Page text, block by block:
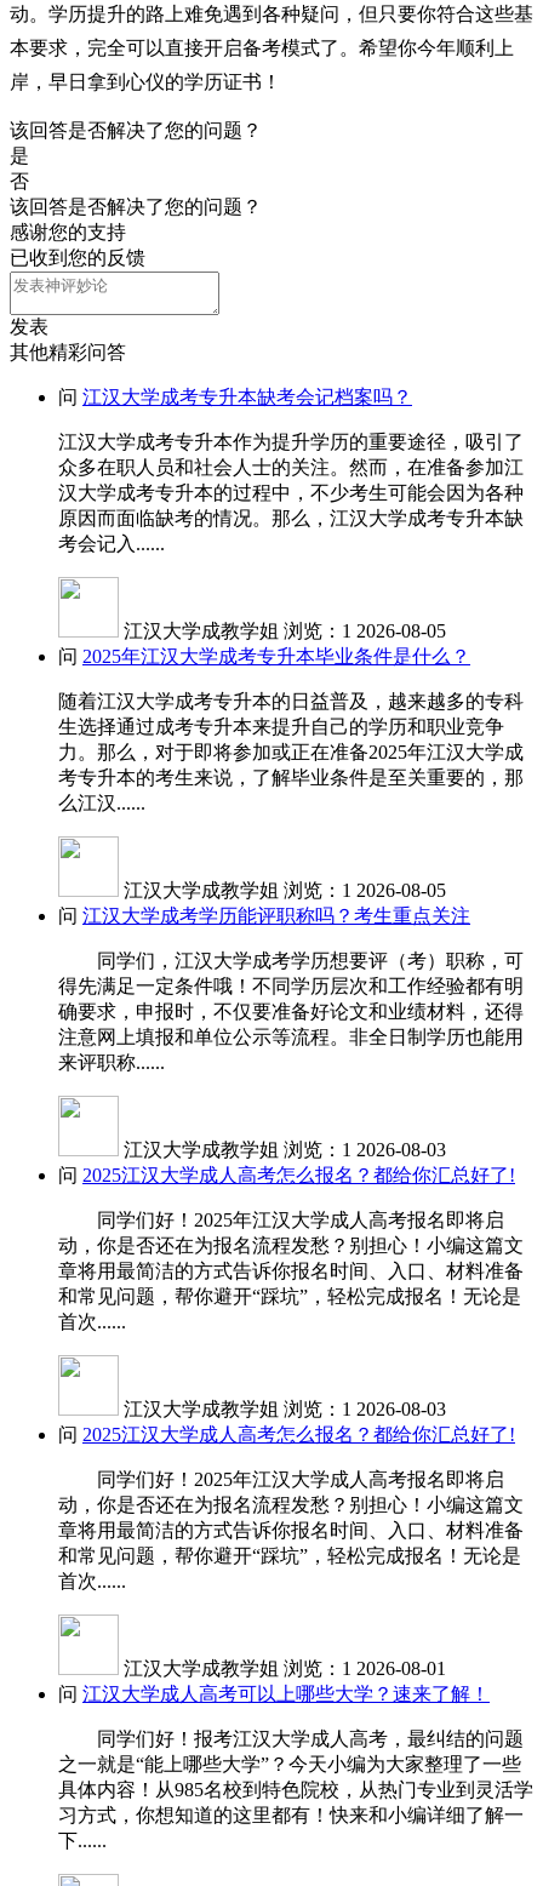
动。学历提升的路上难免遇到各种疑问，但只要你符合这些基
本要求，完全可以直接开启备考模式了。希望你今年顺利上
岸，早日拿到心仪的学历证书！
该回答是否解决了您的问题？
是
否
该回答是否解决了您的问题？
感谢您的支持
已收到您的反馈
发表
其他精彩问答
问 江汉大学成考专升本缺考会记档案吗？
江汉大学成考专升本作为提升学历的重要途径，吸引了
众多在职人员和社会人士的关注。然而，在准备参加江
汉大学成考专升本的过程中，不少考生可能会因为各种
原因而面临缺考的情况。那么，江汉大学成考专升本缺
考会记入......
江汉大学成教学姐 浏览：1 2026-08-05
问 2025年江汉大学成考专升本毕业条件是什么？
随着江汉大学成考专升本的日益普及，越来越多的专科
生选择通过成考专升本来提升自己的学历和职业竞争
力。那么，对于即将参加或正在准备2025年江汉大学成
考专升本的考生来说，了解毕业条件是至关重要的，那
么江汉......
江汉大学成教学姐 浏览：1 2026-08-05
问 江汉大学成考学历能评职称吗？考生重点关注
同学们，江汉大学成考学历想要评（考）职称，可
得先满足一定条件哦！不同学历层次和工作经验都有明
确要求，申报时，不仅要准备好论文和业绩材料，还得
注意网上填报和单位公示等流程。非全日制学历也能用
来评职称......
江汉大学成教学姐 浏览：1 2026-08-03
问 2025江汉大学成人高考怎么报名？都给你汇总好了!
同学们好！2025年江汉大学成人高考报名即将启
动，你是否还在为报名流程发愁？别担心！小编这篇文
章将用最简洁的方式告诉你报名时间、入口、材料准备
和常见问题，帮你避开“踩坑”，轻松完成报名！无论是
首次......
江汉大学成教学姐 浏览：1 2026-08-03
问 2025江汉大学成人高考怎么报名？都给你汇总好了!
同学们好！2025年江汉大学成人高考报名即将启
动，你是否还在为报名流程发愁？别担心！小编这篇文
章将用最简洁的方式告诉你报名时间、入口、材料准备
和常见问题，帮你避开“踩坑”，轻松完成报名！无论是
首次......
江汉大学成教学姐 浏览：1 2026-08-01
问 江汉大学成人高考可以上哪些大学？速来了解！
同学们好！报考江汉大学成人高考，最纠结的问题
之一就是“能上哪些大学”？今天小编为大家整理了一些
具体内容！从985名校到特色院校，从热门专业到灵活学
习方式，你想知道的这里都有！快来和小编详细了解一
下......